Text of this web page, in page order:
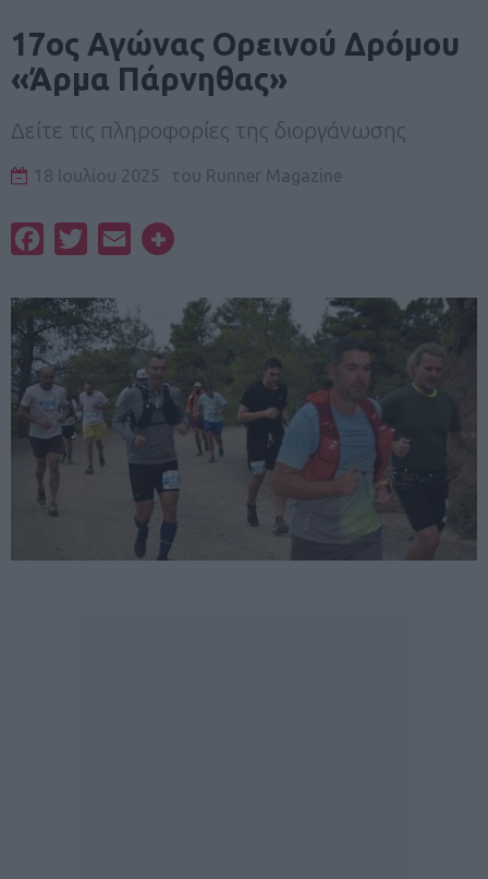
17ος Αγώνας Ορεινού Δρόμου
«Άρμα Πάρνηθας»
Δείτε τις πληροφορίες της διοργάνωσης
18 Ιουλίου 2025 του Runner Magazine
FacebookTwitterEmail